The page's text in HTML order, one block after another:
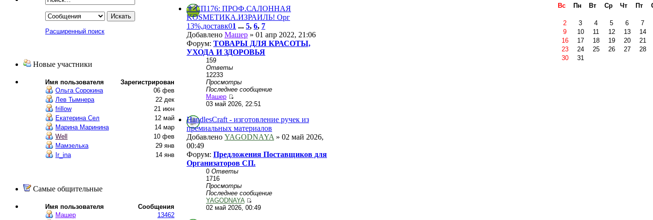
Расширенный поиск
Новые участники
Имя пользователя
Зарегистрирован
Ольга Сорокина
06 фев
Лев Тымнера
22 дек
frillow
21 июн
Екатерина Сел
12 май
Марина Маринина
14 мар
Well
10 фев
Мамзелька
29 янв
Ir_ina
14 янв
Самые общительные
Имя пользователя
Сообщения
Машер
13462
⚜️ СП176: ПРОФ.САЛОННАЯ
KОSMЕТИКA.ИЗРАИЛЬ! Орг
13%,доставк01 ... 5, 6, 7
Добавлено Машер » 01 апр 2022, 21:06
Форум: ТОВАРЫ ДЛЯ КРАСОТЫ,
УХОДА И ЗДОРОВЬЯ
159
Ответы
12233
Просмотры
Последнее сообщение
Машер
03 май 2026, 22:51
HandlesCraft - изготовление ручек из
премиальных материалов
Добавлено YAGODNAYA » 02 май 2026,
00:49
Форум: Предложения Поставщиков для
Организаторов СП.
0 Ответы
1716
Просмотры
Последнее сообщение
YAGODNAYA
02 май 2026, 00:49
Вс
Пн Вт Ср Чт Пт
2 3 4 5 6
7
9
10 11 12 13
14
16
17 18 19 20
21
23
24 25 26 27
28
30
31